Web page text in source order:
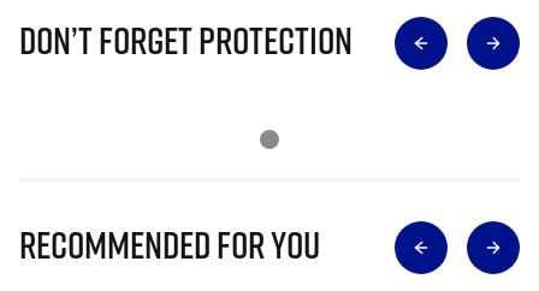
Don’t Forget Protection
Recommended for you